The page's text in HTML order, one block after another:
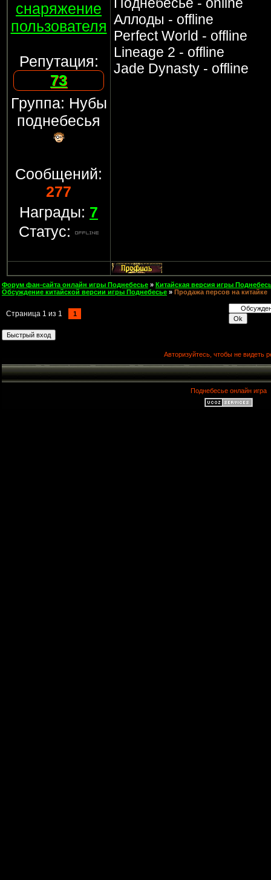
снаряжение
пользователя
Репутация:
73
Группа: Нубы
поднебесья
Сообщений:
277
Награды: 7
Статус:
Поднебесье - online
Аллоды - offline
Perfect World - offline
Lineage 2 - offline
Jade Dynasty - offline
Форум фан-сайта онлайн игры Поднебесье » Китайская версия игры
Обсуждение китайской версии игры Поднебесье » Продажа персов на китайке
Страница 1 из 1 1
Авторизуйтесь, чтобы не видеть
Поднебесье онлайн игра